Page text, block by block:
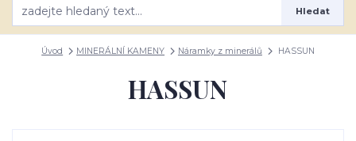
Hledat
Úvod MINERÁLNÍ KAMENY Náramky z minerálů HASSUN
HASSUN